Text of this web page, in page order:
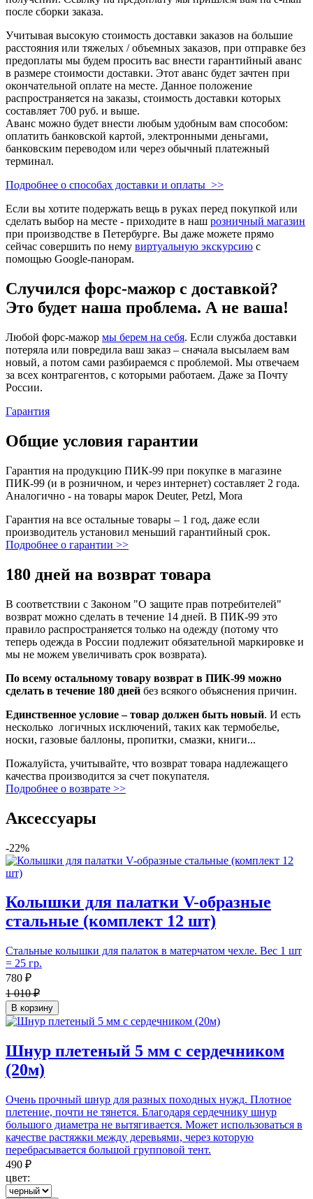
после сборки заказа.
Учитывая высокую стоимость доставки заказов на большие
расстояния или тяжелых / объемных заказов, при отправке без
предоплаты мы будем просить вас внести гарантийный аванс
в размере стоимости доставки. Этот аванс будет зачтен при
окончательной оплате на месте. Данное положение
распространяется на заказы, стоимость доставки которых
составляет 700 руб. и выше.
Аванс можно будет внести любым удобным вам способом:
оплатить банковской картой, электронными деньгами,
банковским переводом или через обычный платежный
терминал.
Подробнее о способах доставки и оплаты >>
Если вы хотите подержать вещь в руках перед покупкой или
сделать выбор на месте - приходите в наш розничный магазин
при производстве в Петербурге. Вы даже можете прямо
сейчас совершить по нему виртуальную экскурсию с
помощью Google-панорам.
Случился форс-мажор c доставкой?
Это будет наша проблема. А не ваша!
Любой форс-мажор мы берем на себя. Если служба доставки
потеряла или повредила ваш заказ – сначала высылаем вам
новый, а потом сами разбираемся с проблемой. Мы отвечаем
за всех контрагентов, с которыми работаем. Даже за Почту
России.
Гарантия
Общие условия гарантии
Гарантия на продукцию ПИК-99 при покупке в магазине
ПИК-99 (и в розничном, и через интернет) составляет 2 года.
Аналогично - на товары марок Deuter, Petzl, Mora
Гарантия на все остальные товары – 1 год, даже если
производитель установил меньший гарантийный срок.
Подробнее о гарантии >>
180 дней на возврат товара
В соответствии с Законом "О защите прав потребителей"
возврат можно сделать в течение 14 дней. В ПИК-99 это
правило распространяется только на одежду (потому что
теперь одежда в России подлежит обязательной маркировке и
мы не можем увеличивать срок возврата).
По всему остальному товару возврат в ПИК-99 можно
сделать в течение 180 дней без всякого объяснения причин.
Единственное условие – товар должен быть новый. И есть
несколько логичных исключений, таких как термобелье,
носки, газовые баллоны, пропитки, смазки, книги...
Пожалуйста, учитывайте, что возврат товара надлежащего
качества производится за счет покупателя.
Подробнее о возврате >>
Аксессуары
-22%
Колышки для палатки V-образные
стальные (комплект 12 шт)
Стальные колышки для палаток в матерчатом чехле. Вес 1 шт
= 25 гр.
780 ₽
1 010 ₽
В корзину
Шнур плетеный 5 мм с сердечником
(20м)
Очень прочный шнур для разных походных нужд. Плотное
плетение, почти не тянется. Благодаря сердечнику шнур
большого диаметра не вытягивается. Может использоваться в
качестве растяжки между деревьями, через которую
перебрасывается большой групповой тент.
490 ₽
цвет: